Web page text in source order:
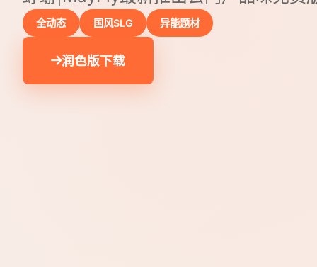
全动态 国风SLG 异能题材
润色版下载